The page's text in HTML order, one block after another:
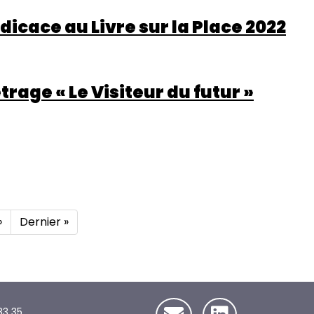
au Livre sur la Place 2022
« Le Visiteur du futur »
Dernière
page
Dernier »